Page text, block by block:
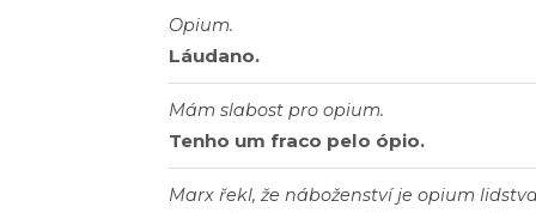
Opium.
Láudano.
Mám slabost pro opium.
Tenho um fraco pelo ópio.
Marx řekl, že náboženství je opium